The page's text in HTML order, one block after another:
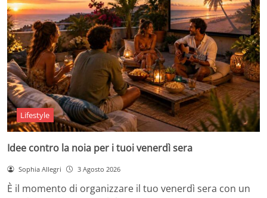
Lifestyle
Idee contro la noia per i tuoi venerdì sera
Sophia Allegri 3 Agosto 2026
È il momento di organizzare il tuo venerdì sera con un